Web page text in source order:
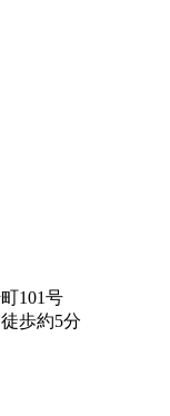
101号
歩約5分